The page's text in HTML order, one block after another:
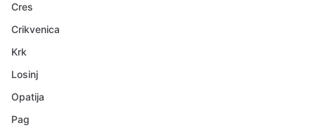
Cres
Crikvenica
Krk
Losinj
Opatija
Pag